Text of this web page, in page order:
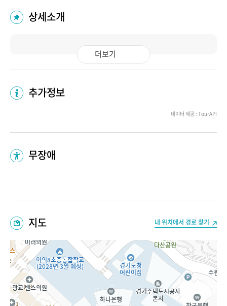
상세소개
더보기
추가정보
데이터 제공 : TourAPI
무장애
지도 내 위치에서 경로 찾기